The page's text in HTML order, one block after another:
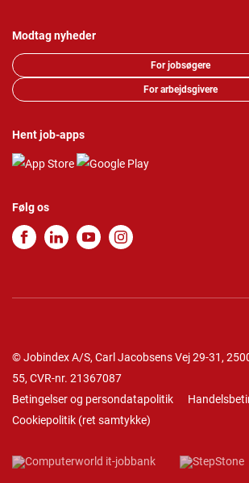
Modtag nyheder
For jobsøgere
For arbejdsgivere
Hent job-apps
Følg os
© Jobindex A/S, Carl Jacobsens Vej 29-31,
55, CVR-nr. 21367087
Betingelser og persondatapolitik
Cookiepolitik (ret samtykke)